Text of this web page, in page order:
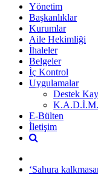
Yönetim
Başkanlıklar
Kurumlar
Aile Hekimliği
İhaleler
Belgeler
İç Kontrol
Uygulamalar
Destek
K.A.D.İ.M.
E-Bülten
İletişim
‘Sahura